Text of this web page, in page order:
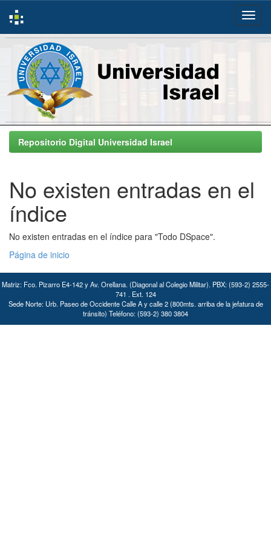
Skip
navigationRepositorio Digital Universidad Israel
No existen entradas en el
índice
No existen entradas en el índice para "Todo DSpace".
Página de inicio
Matriz: Fco. Pizarro E4-142 y Av. Orellana. (Diagonal al Colegio Militar). PBX: (593-2) 2555-
741 . Ext. 124
Sede Norte: Urb. Paseo de Occidente Calle A y calle 2 (800mts. arriba de la jefatura de
tránsito) Teléfono: (593-2) 380 3804